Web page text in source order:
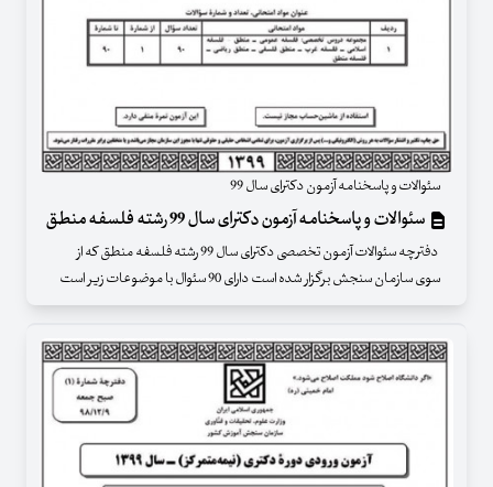
سئوالات و پاسخنامه آزمون دکترای سال 99
سئوالات و پاسخنامه آزمون دکترای سال 99 رشته فلسفه منطق
دفترچه سئوالات آزمون تخصصی دکترای سال 99 رشته فلسفه منطق که از
سوی سازمان سنجش برگزار شده است دارای 90 سئوال با موضوعات زیر است